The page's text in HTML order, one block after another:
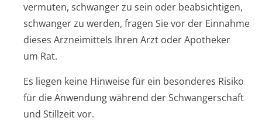
vermuten, schwanger zu sein oder beabsichtigen,
schwanger zu werden, fragen Sie vor der Einnahme
dieses Arzneimittels Ihren Arzt oder Apotheker
um Rat.
Es liegen keine Hinweise für ein besonderes Risiko
für die Anwendung während der Schwangerschaft
und Stillzeit vor.